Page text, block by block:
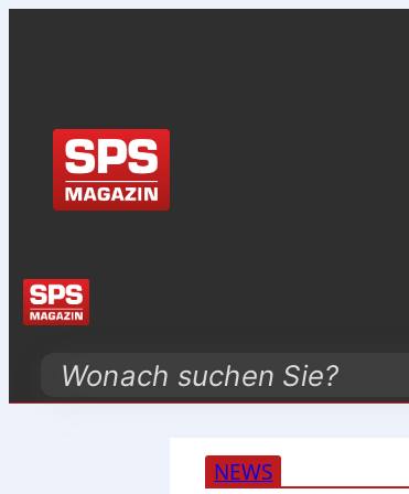
Search
NEWS